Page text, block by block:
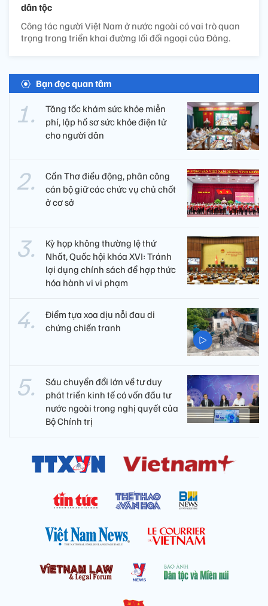
dân tộc
Công tác người Việt Nam ở nước ngoài có vai trò quan
trọng trong triển khai đường lối đối ngoại của Đảng.
Bạn đọc quan tâm
Tăng tốc khám sức khỏe miễn
phí, lập hồ sơ sức khỏe điện tử
cho người dân
Cần Thơ điều động, phân công
cán bộ giữ các chức vụ chủ chốt
ở cơ sở
Kỳ họp không thường lệ thứ
Nhất, Quốc hội khóa XVI: Tránh
lợi dụng chính sách để hợp thức
hóa hành vi vi phạm
Điểm tựa xoa dịu nỗi đau di
chứng chiến tranh
Sáu chuyển đổi lớn về tư duy
phát triển kinh tế có vốn đầu tư
nước ngoài trong nghị quyết của
Bộ Chính trị